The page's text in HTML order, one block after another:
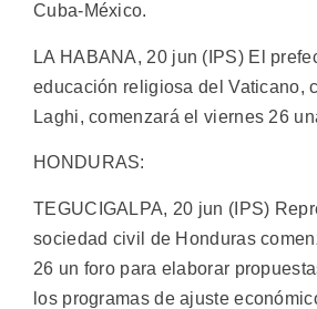
Cuba-México.
LA HABANA, 20 jun (IPS) El
educación religiosa del Vaticano,
Laghi, comenzará el viernes 26
HONDURAS:
TEGUCIGALPA, 20 jun (IPS)
sociedad civil de Honduras
26 un foro para elaborar
los programas de ajuste